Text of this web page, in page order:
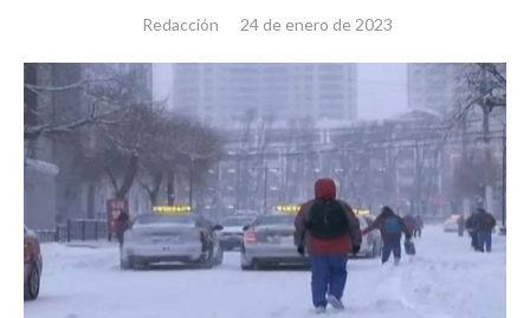
Redacción 24 de enero de 2023